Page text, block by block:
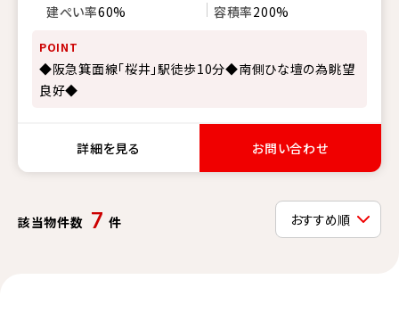
建ぺい率60% 容積率200%
POINT
◆阪急箕面線「桜井」駅徒歩10分◆南側ひな壇の為眺望
良好◆
詳細を見る お問い合わせ
該当物件数 7 件